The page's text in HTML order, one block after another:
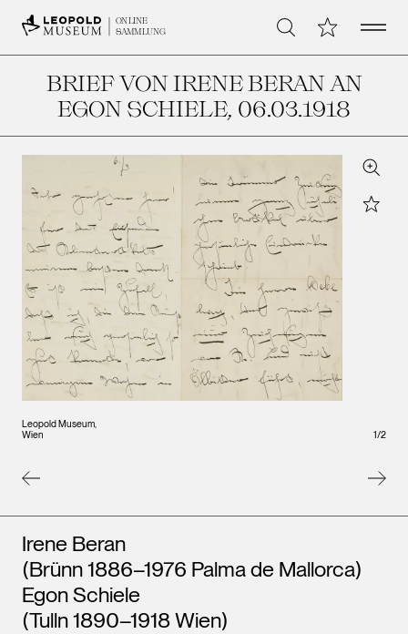
ONLINE
SAMMLUNG
Suche Meine Open
BRIEF VON IRENE BERAN AN
EGON SCHIELE, 06.03.1918
Leopold Museum,
Wien
Wien
Zoom
Star
1/2
Künstler*innen
Irene Beran
(Brünn 1886–1976 Palma de Mallorca)
Egon Schiele
(Tulln 1890–1918 Wien)